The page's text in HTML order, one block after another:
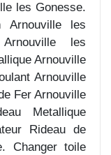
les Gonesse.
Arnouville les
les
Arnouville
Arnouville
Fer Arnouville
Metallique
Rideau de
Changer toile